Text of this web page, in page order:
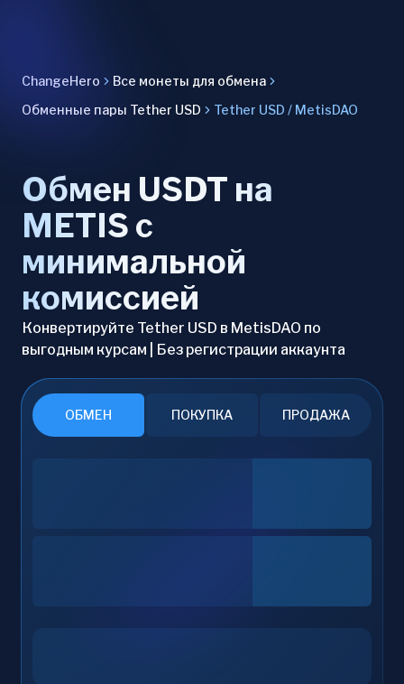
ChangeHero
Все монеты для обмена
Обменные пары Tether USD
Tether USD / MetisDAO
Обмен USDT на
METIS с
минимальной
комиссией
Конвертируйте Tether USD в MetisDAO по
выгодным курсам | Без регистрации аккаунта
ОБМЕН ПОКУПКА ПРОДАЖА